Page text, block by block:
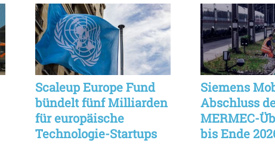
Scaleup Europe Fund
bündelt fünf Milliarden
für europäische
Technologie-Startups
Siemens
Abschluss
MERMEC-
bis Ende